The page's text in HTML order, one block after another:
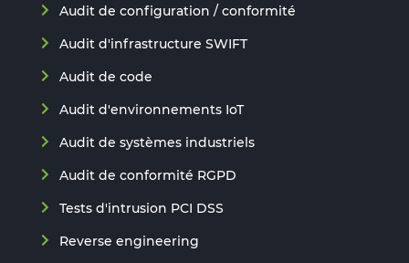
Audit de configuration / conformité
Audit d'infrastructure SWIFT
Audit de code
Audit d'environnements IoT
Audit de systèmes industriels
Audit de conformité RGPD
Tests d'intrusion PCI DSS
Reverse engineering